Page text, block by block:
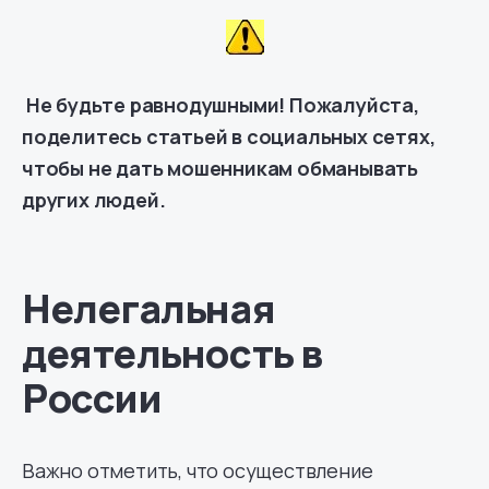
Не будьте равнодушными! Пожалуйста,
поделитесь статьей в социальных сетях,
чтобы не дать мошенникам обманывать
других людей.
Нелегальная
деятельность в
России
Важно отметить, что осуществление